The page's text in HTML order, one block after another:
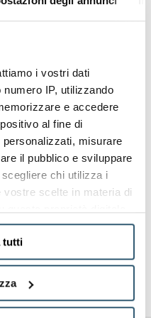
i vostri dati
IP, utilizzando
e accedere
al fine di
misurare
il pubblico e sviluppare
chi utilizza i
scelte in materia di
scelte. È possibile
consenso in qualsiasi
cookie o facendo clic
anche:
tutti